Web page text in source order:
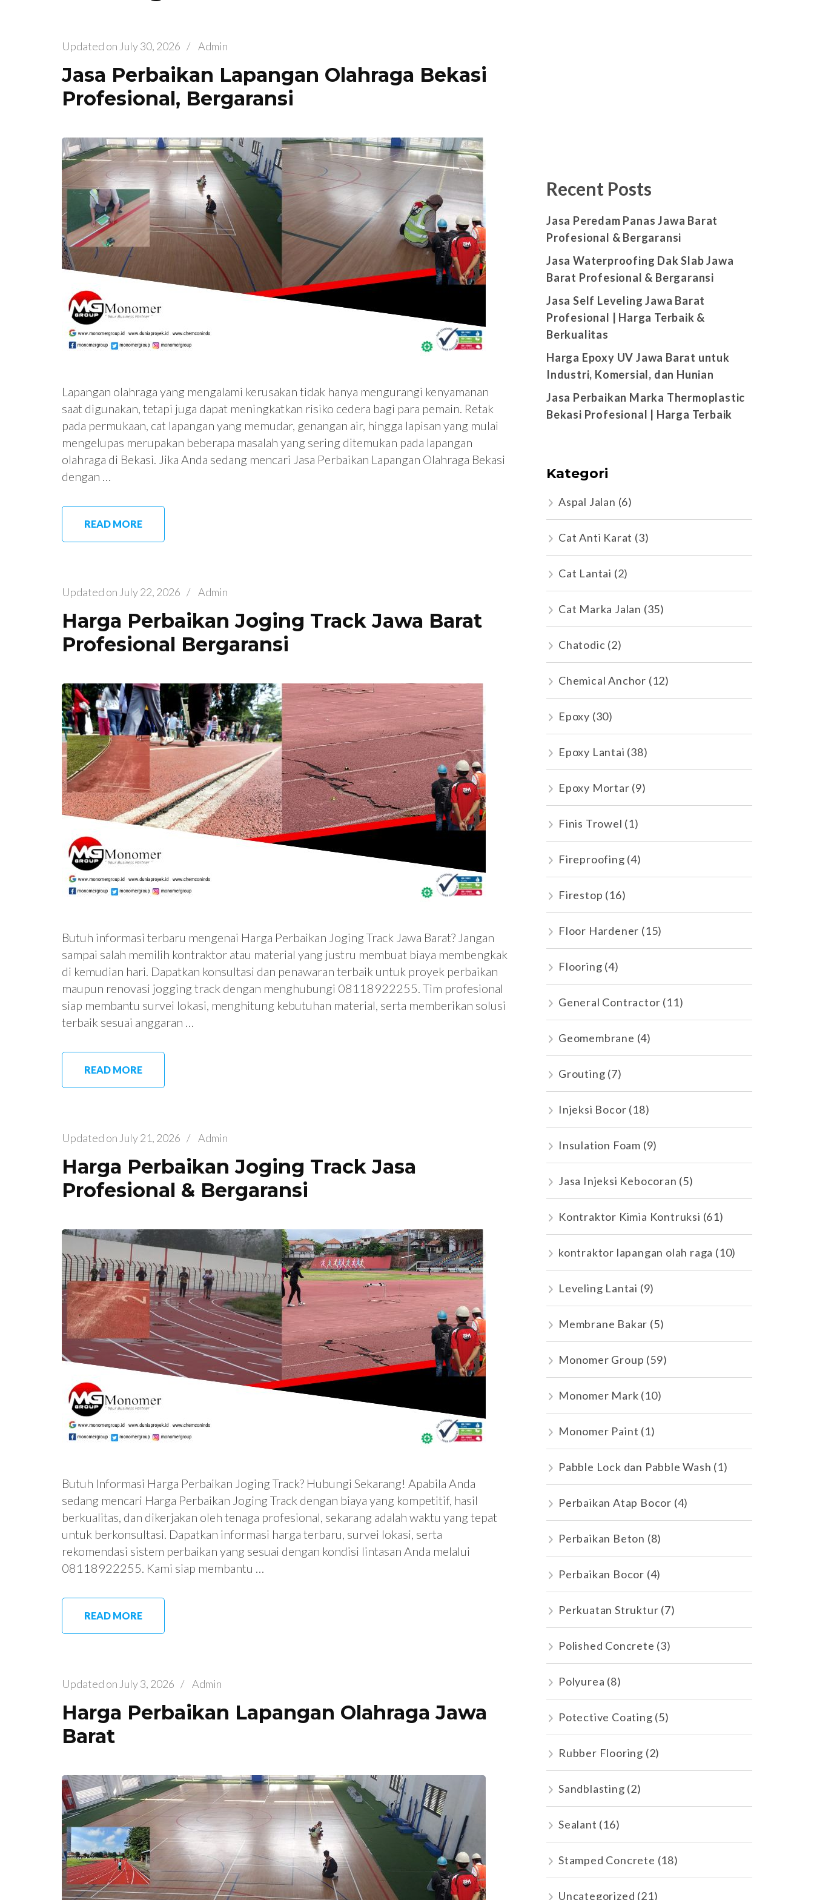
Updated on July 30, 2026 / Admin
Jasa Perbaikan Lapangan Olahraga Bekasi
Profesional, Bergaransi
Lapangan olahraga yang mengalami kerusakan tidak hanya mengurangi kenyamanan
saat digunakan, tetapi juga dapat meningkatkan risiko cedera bagi para pemain. Retak
pada permukaan, cat lapangan yang memudar, genangan air, hingga lapisan yang mulai
mengelupas merupakan beberapa masalah yang sering ditemukan pada lapangan
olahraga di Bekasi. Jika Anda sedang mencari Jasa Perbaikan Lapangan Olahraga Bekasi
dengan …
READ MORE
Updated on July 22, 2026 / Admin
Harga Perbaikan Joging Track Jawa Barat
Profesional Bergaransi
Butuh informasi terbaru mengenai Harga Perbaikan Joging Track Jawa Barat? Jangan
sampai salah memilih kontraktor atau material yang justru membuat biaya membengkak
di kemudian hari. Dapatkan konsultasi dan penawaran terbaik untuk proyek perbaikan
maupun renovasi jogging track dengan menghubungi 08118922255. Tim profesional
siap membantu survei lokasi, menghitung kebutuhan material, serta memberikan solusi
terbaik sesuai anggaran …
READ MORE
Updated on July 21, 2026 / Admin
Harga Perbaikan Joging Track Jasa
Profesional & Bergaransi
Butuh Informasi Harga Perbaikan Joging Track? Hubungi Sekarang! Apabila Anda
sedang mencari Harga Perbaikan Joging Track dengan biaya yang kompetitif, hasil
berkualitas, dan dikerjakan oleh tenaga profesional, sekarang adalah waktu yang tepat
untuk berkonsultasi. Dapatkan informasi harga terbaru, survei lokasi, serta
rekomendasi sistem perbaikan yang sesuai dengan kondisi lintasan Anda melalui
08118922255. Kami siap membantu …
READ MORE
Updated on July 3, 2026 / Admin
Harga Perbaikan Lapangan Olahraga Jawa
Barat
Recent Posts
Jasa Peredam Panas Jawa Barat
Profesional & Bergaransi
Jasa Waterproofing Dak Slab Jawa
Barat Profesional & Bergaransi
Jasa Self Leveling Jawa Barat
Profesional | Harga Terbaik &
Berkualitas
Harga Epoxy UV Jawa Barat untuk
Industri, Komersial, dan Hunian
Jasa Perbaikan Marka Thermoplastic
Bekasi Profesional | Harga Terbaik
Kategori
Aspal Jalan (6)
Cat Anti Karat (3)
Cat Lantai (2)
Cat Marka Jalan (35)
Chatodic (2)
Chemical Anchor (12)
Epoxy (30)
Epoxy Lantai (38)
Epoxy Mortar (9)
Finis Trowel (1)
Fireproofing (4)
Firestop (16)
Floor Hardener (15)
Flooring (4)
General Contractor (11)
Geomembrane (4)
Grouting (7)
Injeksi Bocor (18)
Insulation Foam (9)
Jasa Injeksi Kebocoran (5)
Kontraktor Kimia Kontruksi (61)
kontraktor lapangan olah raga (10)
Leveling Lantai (9)
Membrane Bakar (5)
Monomer Group (59)
Monomer Mark (10)
Monomer Paint (1)
Pabble Lock dan Pabble Wash (1)
Perbaikan Atap Bocor (4)
Perbaikan Beton (8)
Perbaikan Bocor (4)
Perkuatan Struktur (7)
Polished Concrete (3)
Polyurea (8)
Potective Coating (5)
Rubber Flooring (2)
Sandblasting (2)
Sealant (16)
Stamped Concrete (18)
Uncategorized (21)